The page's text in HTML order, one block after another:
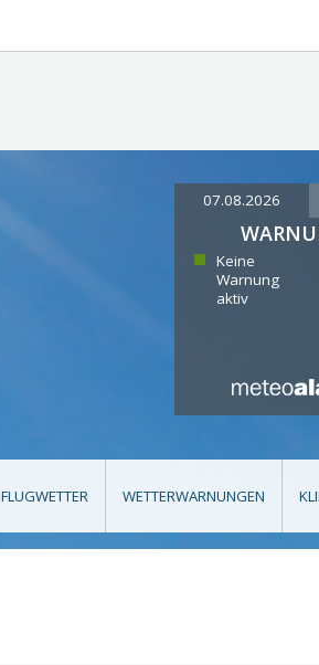
07.08.2026
Keine
Warnung
aktiv
FLUGWETTER WETTERWARNUNGEN